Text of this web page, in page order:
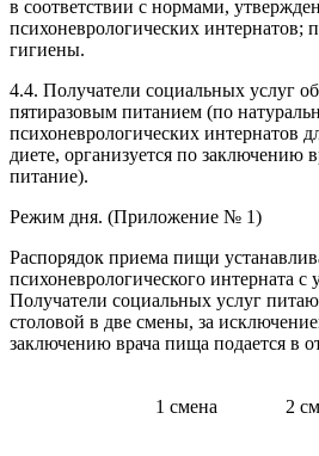
в соответствии с нормами,
психоневрологических интернатов;
гигиены.
4.4. Получатели социальных услуг
пятиразовым питанием (по
психоневрологических интернатов
диете, организуется по заключению
питание).
Режим дня. (Приложение № 1)
Распорядок приема пищи
психоневрологического интерната
Получатели социальных услуг
столовой в две смены, за
заключению врача пища подается в
1 смена 2